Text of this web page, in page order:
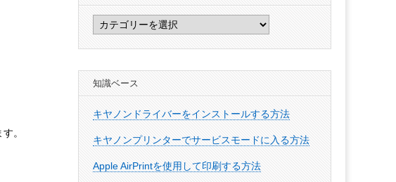
。
リ
知識ベース
キヤノンドライバーをインストールする方法
キヤノンプリンターでサービスモードに入る方法
Apple AirPrintを使用して印刷する方法